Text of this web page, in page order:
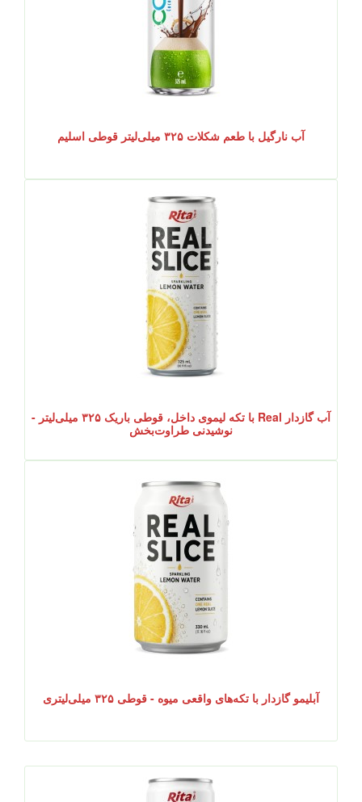
آب نارگیل با طعم شکلات ۳۲۵ میلی‌لیتر قوطی اسلیم
آب گازدار Real با تکه لیموی داخل، قوطی باریک ۳۲۵ میلی‌لیتر -
نوشیدنی طراوت‌بخش
آبلیمو گازدار با تکه‌های واقعی میوه - قوطی ۳۲۵ میلی‌لیتری